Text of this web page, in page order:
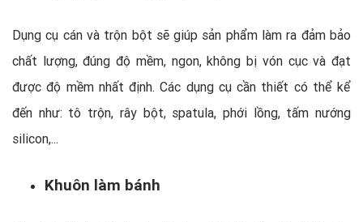
Dụng cụ cán và trộn bột sẽ giúp sản phẩm làm ra đảm bảo
chất lượng, đúng độ mềm, ngon, không bị vón cục và đạt
được độ mềm nhất định. Các dụng cụ cần thiết có thể kể
đến như: tô trộn, rây bột, spatula, phới lồng, tấm nướng
silicon,...
Khuôn làm bánh